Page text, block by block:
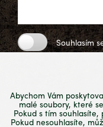
Souhlasím
Abychom Vám
malé soubory, které
Pokud s tím
Pokud nesouhlasíte,